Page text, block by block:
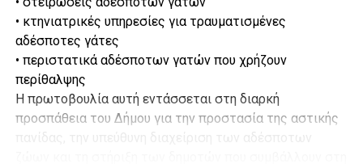
• κτηνιατρικές υπηρεσίες για τραυματισμένες
αδέσποτες γάτες
• περιστατικά αδέσποτων γατών που χρήζουν
περίθαλψης
Η πρωτοβουλία αυτή εντάσσεται στη διαρκή
προσπάθεια του Δήμου για την προστασία της αστικής